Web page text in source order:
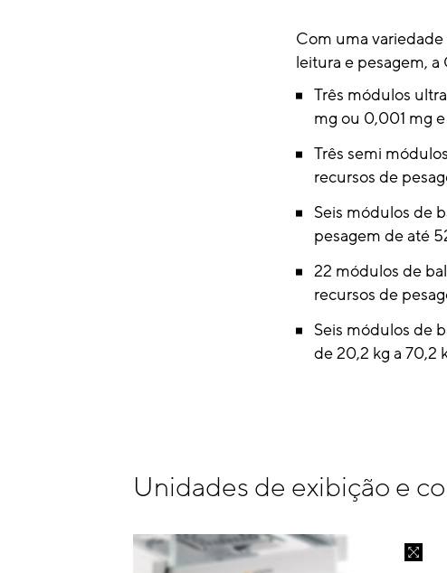
Com uma
leitura e pesagem, a
Três módulos
mg ou 0,001 mg
Três semi
recursos de
Seis módulos de
pesagem de até
22 módulos de
recursos de
Seis módulos de
de 20,2 kg a 70,2
Unidades de exibição e